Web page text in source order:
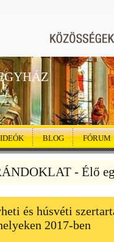
BLOG FÓRUM
- Élő
és húsvéti
2017-ben